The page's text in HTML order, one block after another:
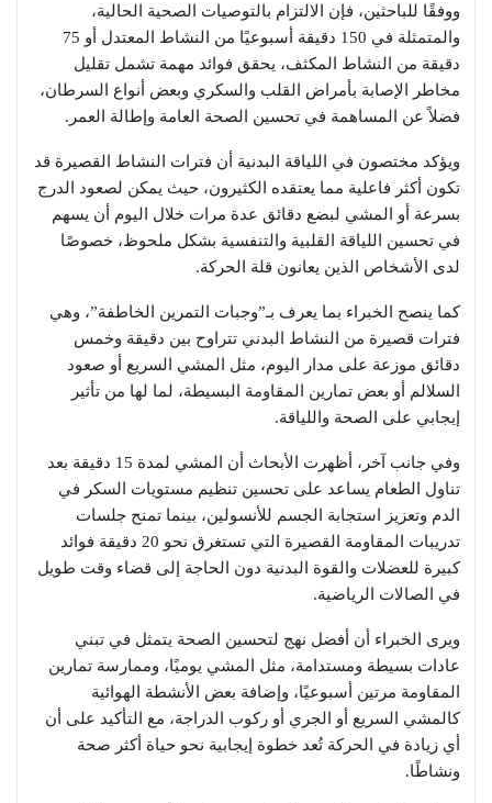
ووفقًا للباحثين، فإن الالتزام بالتوصيات الصحية الحالية،
والمتمثلة في 150 دقيقة أسبوعيًا من النشاط المعتدل أو 75
دقيقة من النشاط المكثف، يحقق فوائد مهمة تشمل تقليل
مخاطر الإصابة بأمراض القلب والسكري وبعض أنواع السرطان،
فضلاً عن المساهمة في تحسين الصحة العامة وإطالة العمر.
ويؤكد مختصون في اللياقة البدنية أن فترات النشاط القصيرة قد
تكون أكثر فاعلية مما يعتقده الكثيرون، حيث يمكن لصعود الدرج
بسرعة أو المشي لبضع دقائق عدة مرات خلال اليوم أن يسهم
في تحسين اللياقة القلبية والتنفسية بشكل ملحوظ، خصوصًا
لدى الأشخاص الذين يعانون قلة الحركة.
كما ينصح الخبراء بما يعرف بـ”وجبات التمرين الخاطفة”، وهي
فترات قصيرة من النشاط البدني تتراوح بين دقيقة وخمس
دقائق موزعة على مدار اليوم، مثل المشي السريع أو صعود
السلالم أو بعض تمارين المقاومة البسيطة، لما لها من تأثير
إيجابي على الصحة واللياقة.
وفي جانب آخر، أظهرت الأبحاث أن المشي لمدة 15 دقيقة بعد
تناول الطعام يساعد على تحسين تنظيم مستويات السكر في
الدم وتعزيز استجابة الجسم للأنسولين، بينما تمنح جلسات
تدريبات المقاومة القصيرة التي تستغرق نحو 20 دقيقة فوائد
كبيرة للعضلات والقوة البدنية دون الحاجة إلى قضاء وقت طويل
في الصالات الرياضية.
ويرى الخبراء أن أفضل نهج لتحسين الصحة يتمثل في تبني
عادات بسيطة ومستدامة، مثل المشي يوميًا، وممارسة تمارين
المقاومة مرتين أسبوعيًا، وإضافة بعض الأنشطة الهوائية
كالمشي السريع أو الجري أو ركوب الدراجة، مع التأكيد على أن
أي زيادة في الحركة تُعد خطوة إيجابية نحو حياة أكثر صحة
ونشاطًا.